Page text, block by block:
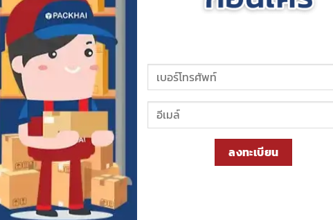
กรณ์ในการจัดเก็บสินค้าหรือพัสดุบนชั้นวาง ก่อนนำสินค้าขึ้นบนชั้นต้องชั่งน้
ชั่งน้ำหนักจะต้องสามารถชั่งน้ำหนักของพัสดุได้อย่างแม่นยำด้วยทำให้
ด้อย่างเหมาะสมปลอดภัยไม่เสี่ยงที่จะเกิดอุบัติเหตุจากการรับน้ำหนักที่มาก
าจทำให้ชั้นวางถล่มลงมาได้
รณ์ที่มีความสำคัญมีไว้เพื่อจัดเก็บสินค้า ขาดไม่ได้เลยในคลังสินค้าเพื่อให้การ
อุปกรณ์แพ็คสินค้าให้เป็นระเบียบ สินค้าจะถูกจัดวางไว้เป็นหมวดหมู่หรือจัดวาง
รจัดการคลังสินค้าหรือการวางสินค้าในคลังสินค้าแตกต่างกันออกไป อุปกรณ์
ตรฐานแข็งแรงทนทานรองรับน้ำหนักของสินค้าได้ดีหรือเลือกประเภทให้
ลงทะเบียน